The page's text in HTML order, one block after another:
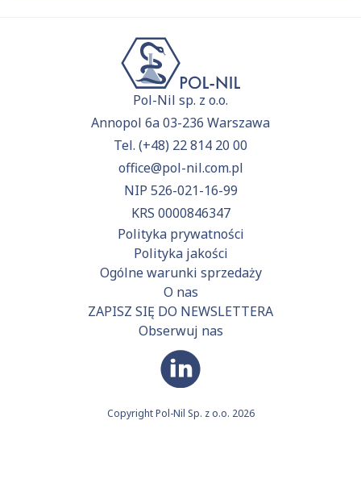
Pol-Nil sp. z o.o.
Annopol 6a 03-236 Warszawa
Tel. (+48) 22 814 20 00
office@pol-nil.com.pl
NIP 526-021-16-99
KRS 0000846347
Polityka prywatności
Polityka jakości
Ogólne warunki sprzedaży
O nas
ZAPISZ SIĘ DO NEWSLETTERA
Obserwuj nas
Copyright Pol-Nil Sp. z o.o. 2026